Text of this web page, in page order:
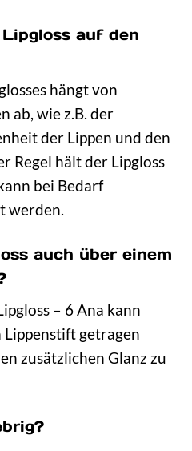
auf den
hängt von
ab, wie z.B. der
der Lippen und den
Regel hält der Lipgloss
bei Bedarf
werden.
auch über einem
– 6 Ana kann
getragen
zusätzlichen Glanz zu